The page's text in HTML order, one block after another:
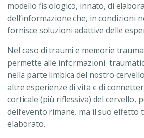
modello fisiologico, innato, di
dell’informazione che, in condizioni
fornisce soluzioni adattive delle
Nel caso di traumi e memorie
permette alle informazioni
nella parte limbica del nostro
altre esperienze di vita e di
corticale (più riflessiva) del cervello,
dell’evento rimane, ma il suo effetto
elaborato.